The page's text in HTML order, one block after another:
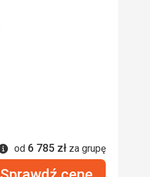
Informacje
od 6 785 zł za grupę